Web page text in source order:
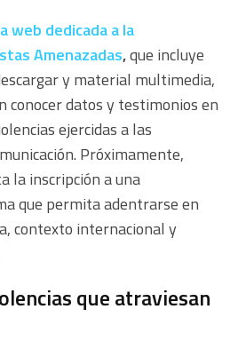
web dedicada a la
Amenazadas,que incluye
y material multimedia,
conocer datos y testimonios en
ejercidas a las
Próximamente,
la inscripción a una
que permita adentrarse en
contexto internacional y
que atraviesan